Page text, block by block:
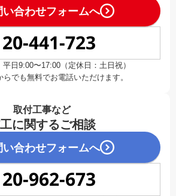
い合わせフォームへ
441-723
平日9:00〜17:00（定休日：土日祝）
でも無料でお電話いただけます。
取付工事など
に関するご相談
い合わせフォームへ
962-673